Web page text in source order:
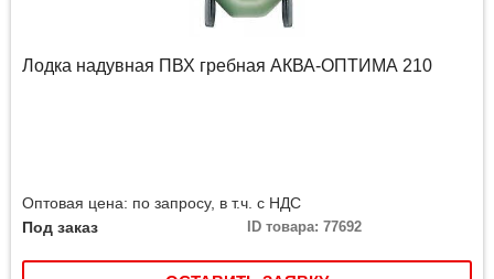
Лодка надувная ПВХ гребная АКВА-ОПТИМА 210
Оптовая цена: по запросу, в т.ч. с НДС
Под заказ
ID товара: 77692